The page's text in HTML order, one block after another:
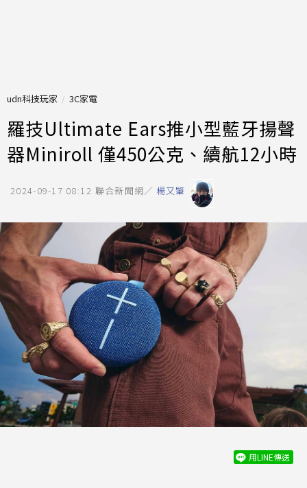
udn科技玩家 3C家電
羅技Ultimate Ears推小型藍牙揚聲
器Miniroll 僅450公克、續航12小時
2024-09-17 08:12 聯合新聞網／ 楊又肇
用LINE傳送